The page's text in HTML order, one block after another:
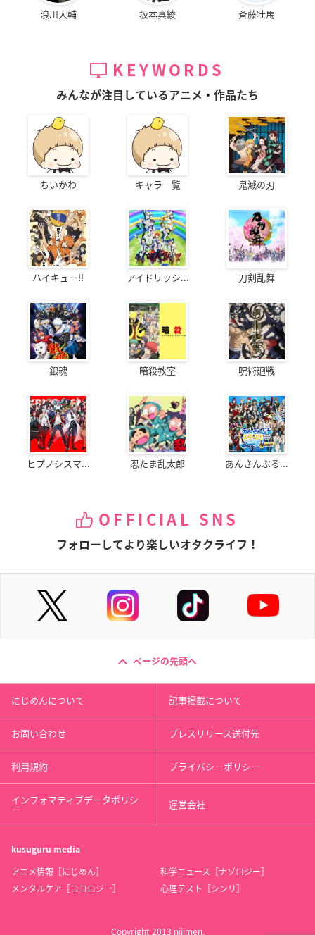
浪川大輔 坂本真綾 斉藤壮馬
KEYWORDS
みんなが注目しているアニメ・作品たち
ちいかわ キャラ一覧 鬼滅の刃
ハイキュー!! アイドリッシ... 刀剣乱舞
銀魂 暗殺教室 呪術廻戦
ヒプノシスマ... 忍たま乱太郎 あんさんぶる...
OFFICIAL SNS
フォローしてより楽しいオタクライフ！
ページの先頭へ
にじめんについて 記事掲載について
お問い合わせ プレスリリース送付先
利用規約 プライバシーポリシー
インフォマティブデータポリシ
ー 運営会社
kusuguru media
アニメ情報［にじめん］
科学ニュース［ナゾロジー］
メンタルケア［ココロジー］
心理テスト［シンリ］
Copyright 2013 nijimen.